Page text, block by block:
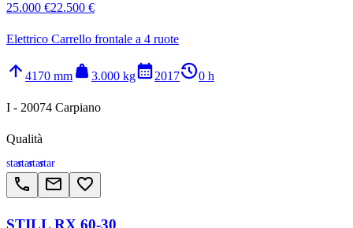
25.000 €22.500 €
Elettrico Carrello frontale a 4 ruote
arrow_upward 4170 mm weight 3.000 kgcalendar_month2017history_20 h
I - 20074 Carpiano
Qualità
starstarstarstar
call email favorite_border
STILL RX 60-30